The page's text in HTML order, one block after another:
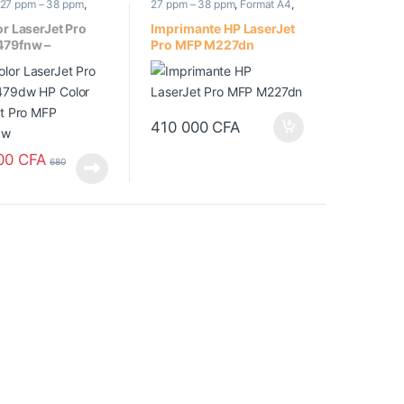
27 ppm – 38 ppm,
(Tout en un),
/ Scanners
Automatique
LaserJet Pro
–
– couleur
Copie,
CFA 680
27 ppm – 38 ppm, Format A4,
Imprimante Multifonction (Tout
en un),Imprimantes /
Scanners, Recto-Verso
Automatique
Imprimante HP LaserJet
Pro MFP M227dn
410 000 CFA